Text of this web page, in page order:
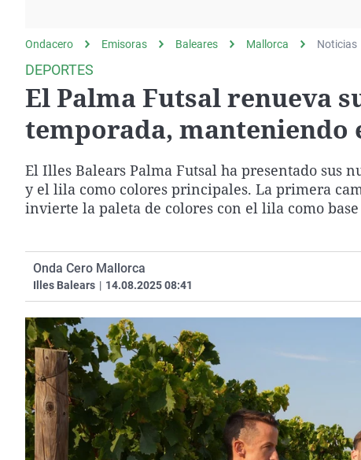
Operación Viuda
Negra
Ondacero Emisoras Baleares Mallorca Noticias
DEPORTES
El Palma Futsal renueva
temporada, manteniendo
El Illes Balears Palma Futsal ha presentado sus
y el lila como colores principales. La primera
invierte la paleta de colores con el lila como
Onda Cero Mallorca
Illes Balears | 14.08.2025 08:41